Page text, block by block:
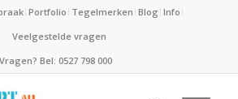
Portfolio Tegelmerken Blog Info
Veelgestelde vragen
Vragen? Bel: 0527 798 000